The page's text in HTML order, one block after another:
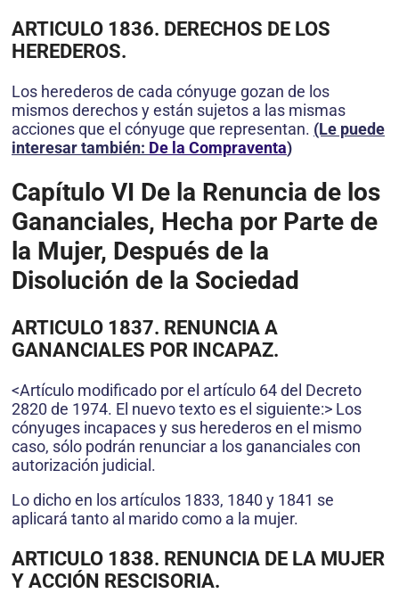
ARTICULO 1836. DERECHOS DE LOS
HEREDEROS.
Los herederos de cada cónyuge gozan de los
mismos derechos y están sujetos a las mismas
acciones que el cónyuge que representan. (Le puede
interesar también: De la Compraventa)
Capítulo VI De la Renuncia de los
Gananciales, Hecha por Parte de
la Mujer, Después de la
Disolución de la Sociedad
ARTICULO 1837. RENUNCIA A
GANANCIALES POR INCAPAZ.
<Artículo modificado por el artículo 64 del Decreto
2820 de 1974. El nuevo texto es el siguiente:> Los
cónyuges incapaces y sus herederos en el mismo
caso, sólo podrán renunciar a los gananciales con
autorización judicial.
Lo dicho en los artículos 1833, 1840 y 1841 se
aplicará tanto al marido como a la mujer.
ARTICULO 1838. RENUNCIA DE LA MUJER
Y ACCIÓN RESCISORIA.